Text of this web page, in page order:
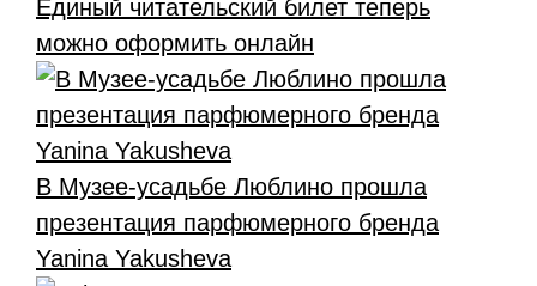
Единый читательский билет теперь
можно оформить онлайн
В Музее-усадьбе Люблино прошла
презентация парфюмерного бренда
Yanina Yakusheva